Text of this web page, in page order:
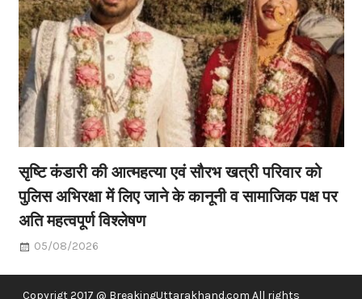
सृष्टि कंडारी की आत्महत्या एवं सौरभ खत्री परिवार को
पुलिस अभिरक्षा में लिए जाने के कानूनी व सामाजिक पक्ष पर
अति महत्वपूर्ण विश्लेषण
05/08/2026
Copyrigt 2017 @ BreakingUttarakhand.com All rights